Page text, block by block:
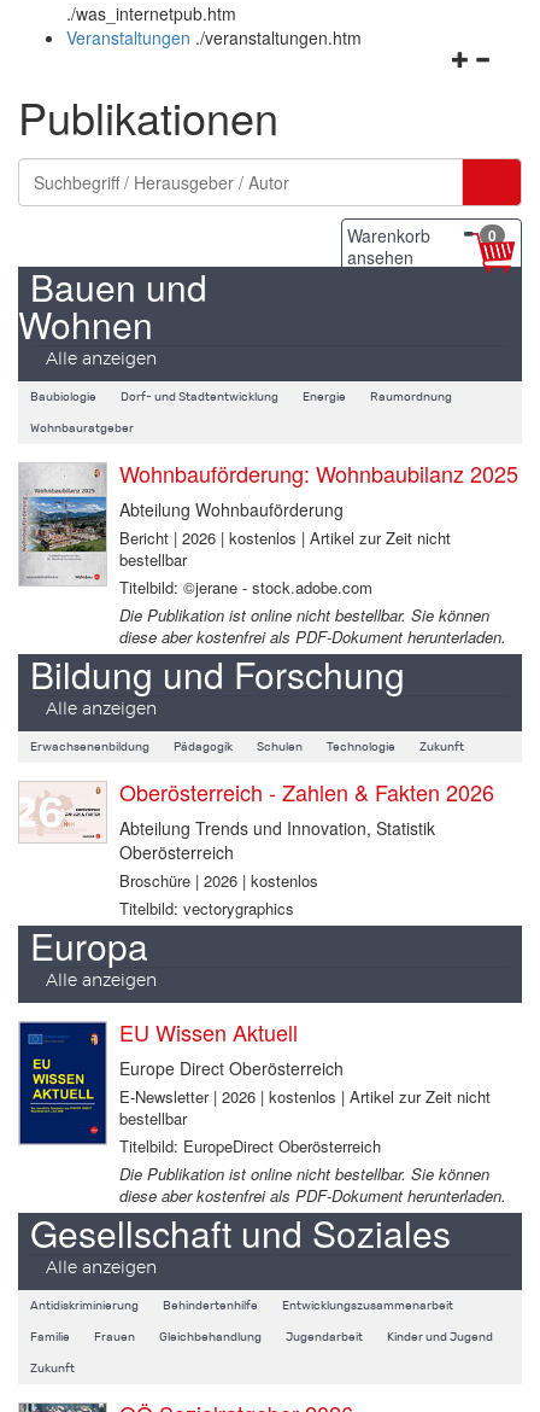
und
schließen
./was_internetpub.htm
Veranstaltungen ./veranstaltungen.htm
Publikationen
Warenkorb
ansehen
0
Bauen und
Wohnen
Alle anzeigen
Baubiologie Dorf- und Stadtentwicklung Energie Raumordnung
Wohnbauratgeber
Wohnbauförderung: Wohnbaubilanz 2025
Abteilung Wohnbauförderung
Bericht | 2026 | kostenlos | Artikel zur Zeit nicht
bestellbar
Titelbild: ©jerane - stock.adobe.com
Die Publikation ist online nicht bestellbar. Sie können
diese aber kostenfrei als PDF-Dokument herunterladen.
Bildung und Forschung
Alle anzeigen
Erwachsenenbildung Pädagogik Schulen Technologie Zukunft
Oberösterreich - Zahlen & Fakten 2026
Abteilung Trends und Innovation, Statistik
Oberösterreich
Broschüre | 2026 | kostenlos
Titelbild: vectorygraphics
Europa
Alle anzeigen
EU Wissen Aktuell
Europe Direct Oberösterreich
E-Newsletter | 2026 | kostenlos | Artikel zur Zeit nicht
bestellbar
Titelbild: EuropeDirect Oberösterreich
Die Publikation ist online nicht bestellbar. Sie können
diese aber kostenfrei als PDF-Dokument herunterladen.
Gesellschaft und Soziales
Alle anzeigen
Antidiskriminierung Behindertenhilfe Entwicklungszusammenarbeit
Familie Frauen Gleichbehandlung Jugendarbeit Kinder und Jugend
Zukunft